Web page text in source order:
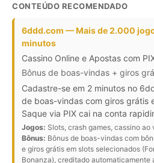
CONTEÚDO RECOMENDADO
6ddd.com — Mais de 2.000
minutos
Cassino Online e Apostas com
Bônus de boas-vindas + giros
Cadastre-se em 2 minutos no
de boas-vindas com giros grátis
Saque via PIX cai na conta
Jogos: Slots, crash games, cassino ao
Bônus: Bônus de boas-vindas com
e giros grátis em slots selecionados
Bonanza), creditado automaticamente